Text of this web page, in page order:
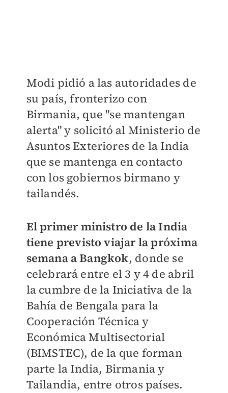
Modi pidió a las autoridades de
su país, fronterizo con
Birmania, que "se mantengan
alerta" y solicitó al Ministerio de
Asuntos Exteriores de la India
que se mantenga en contacto
con los gobiernos birmano y
tailandés.
El primer ministro de la India
tiene previsto viajar la próxima
semana a Bangkok, donde se
celebrará entre el 3 y 4 de abril
la cumbre de la Iniciativa de la
Bahía de Bengala para la
Cooperación Técnica y
Económica Multisectorial
(BIMSTEC), de la que forman
parte la India, Birmania y
Tailandia, entre otros países.